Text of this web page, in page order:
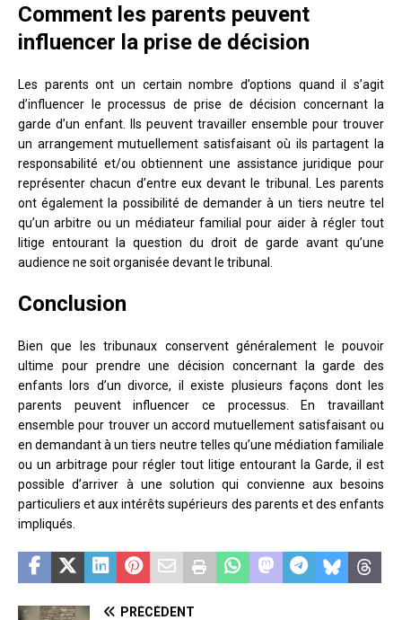
Comment les parents peuvent
influencer la prise de décision
Les parents ont un certain nombre d’options quand il s’agit
d’influencer le processus de prise de décision concernant la
garde d’un enfant. Ils peuvent travailler ensemble pour trouver
un arrangement mutuellement satisfaisant où ils partagent la
responsabilité et/ou obtiennent une assistance juridique pour
représenter chacun d’entre eux devant le tribunal. Les parents
ont également la possibilité de demander à un tiers neutre tel
qu’un arbitre ou un médiateur familial pour aider à régler tout
litige entourant la question du droit de garde avant qu’une
audience ne soit organisée devant le tribunal.
Conclusion
Bien que les tribunaux conservent généralement le pouvoir
ultime pour prendre une décision concernant la garde des
enfants lors d’un divorce, il existe plusieurs façons dont les
parents peuvent influencer ce processus. En travaillant
ensemble pour trouver un accord mutuellement satisfaisant ou
en demandant à un tiers neutre telles qu’une médiation familiale
ou un arbitrage pour régler tout litige entourant la Garde, il est
possible d’arriver à une solution qui convienne aux besoins
particuliers et aux intérêts supérieurs des parents et des enfants
impliqués.
PRÉCÉDENT